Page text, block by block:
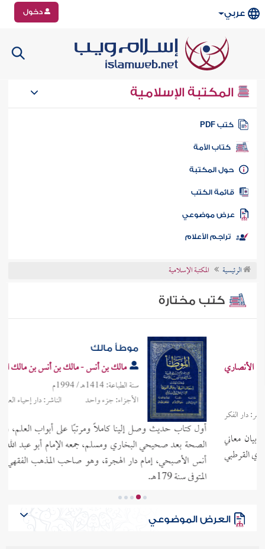
عربي دخول
المكتبة الإسلامية
كتب PDF
كتاب الأمة
المكتبة
الكتب
موضوعي
تراجم الأعلام
الرئيسية المكتبة الإسلامية
كتب مختارة
موطأ مالك
مالك بن أنس - مالك بن أنس بن مالك الأصبحي
سنة الطباعة: 1414هـ / 1994م
الأجزاء: جزء واحد
الناشر: دار إحياء العلوم العربية
أول كتاب حديث وصل إلينا كاملاً ومرتبًا على أبواب العلم، ومرتبته في
الصحة بعد صحيحي البخاري ومسلم، جمعه الإمام أبو عبد الله مالك بن
أنس الأصبحي، إمام دار الهجرة، وهو صاحب المذهب الفقهي المشهور،
العرض الموضوعي